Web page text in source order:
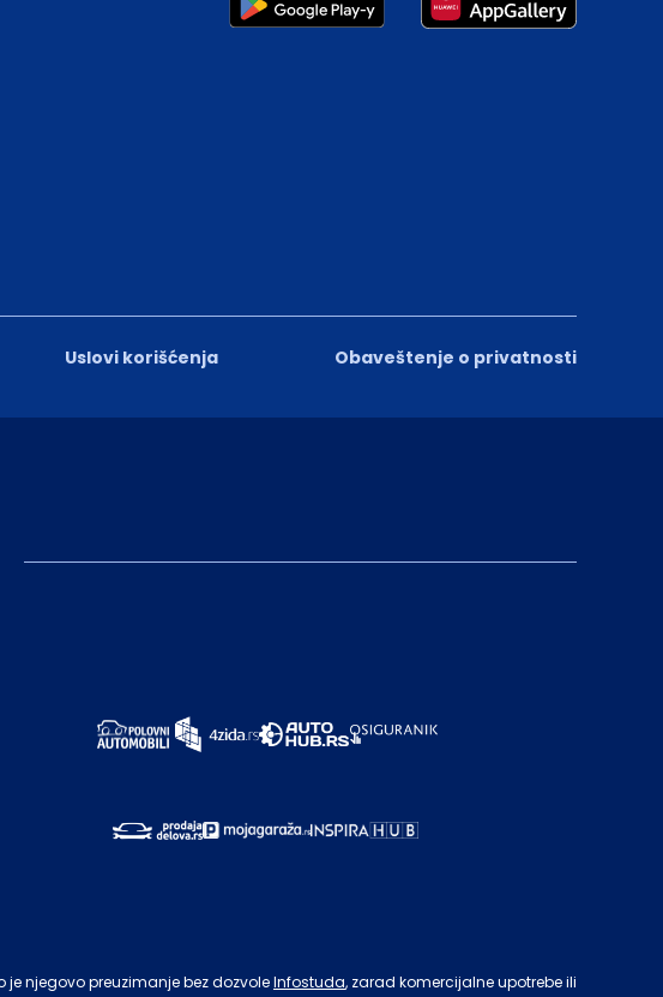
Uslovi korišćenja Obaveštenje o privatnosti
je njegovo preuzimanje bez dozvoleInfostuda, zarad komercijalne upotrebe ili